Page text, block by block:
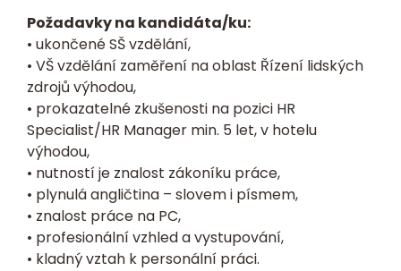
Požadavky na kandidáta/ku:
• ukončené SŠ vzdělání,
• VŠ vzdělání zaměření na oblast Řízení lidských
zdrojů výhodou,
• prokazatelné zkušenosti na pozici HR
Specialist/HR Manager min. 5 let, v hotelu
výhodou,
• nutností je znalost zákoníku práce,
• plynulá angličtina – slovem i písmem,
• znalost práce na PC,
• profesionální vzhled a vystupování,
• kladný vztah k personální práci.